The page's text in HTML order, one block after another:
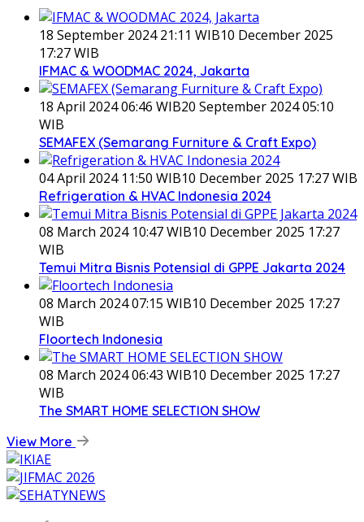
18 September 2024 21:11 WIB10 December 2025
17:27 WIB
IFMAC & WOODMAC 2024, Jakarta
18 April 2024 06:46 WIB20 September 2024 05:10
WIB
SEMAFEX (Semarang Furniture & Craft Expo)
04 April 2024 11:50 WIB10 December 2025 17:27 WIB
Refrigeration & HVAC Indonesia 2024
08 March 2024 10:47 WIB10 December 2025 17:27
WIB
Temui Mitra Bisnis Potensial di GPPE Jakarta 2024
08 March 2024 07:15 WIB10 December 2025 17:27
WIB
Floortech Indonesia
08 March 2024 06:43 WIB10 December 2025 17:27
WIB
The SMART HOME SELECTION SHOW
View More